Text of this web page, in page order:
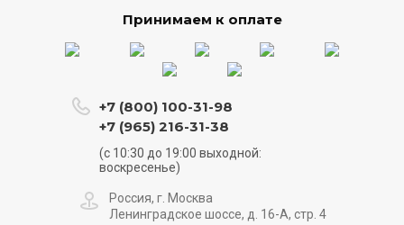
Принимаем к оплате
+7 (800) 100-31-98
+7 (965) 216-31-38
(с 10:30 до 19:00 выходной:
воскресенье)
Россия, г. Москва
Ленинградское шоссе, д. 16-А, стр. 4